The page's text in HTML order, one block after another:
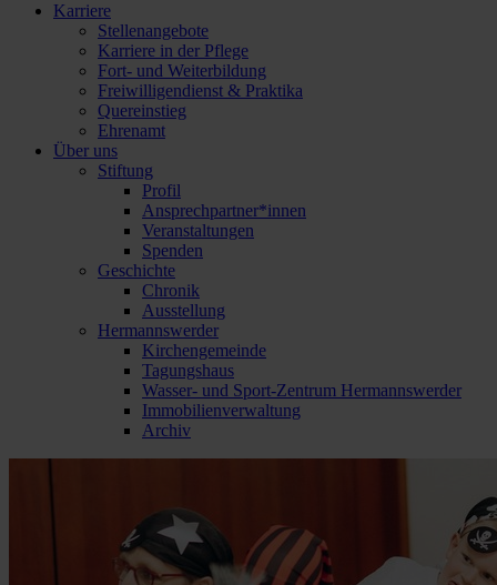
Karriere
Stellenangebote
Karriere in der Pflege
Fort- und Weiterbildung
Freiwilligendienst & Praktika
Quereinstieg
Ehrenamt
Über uns
Stiftung
Profil
Ansprechpartner*innen
Veranstaltungen
Spenden
Geschichte
Chronik
Ausstellung
Hermannswerder
Kirchengemeinde
Tagungshaus
Wasser- und Sport-Zentrum Hermannswerder
Immobilienverwaltung
Archiv